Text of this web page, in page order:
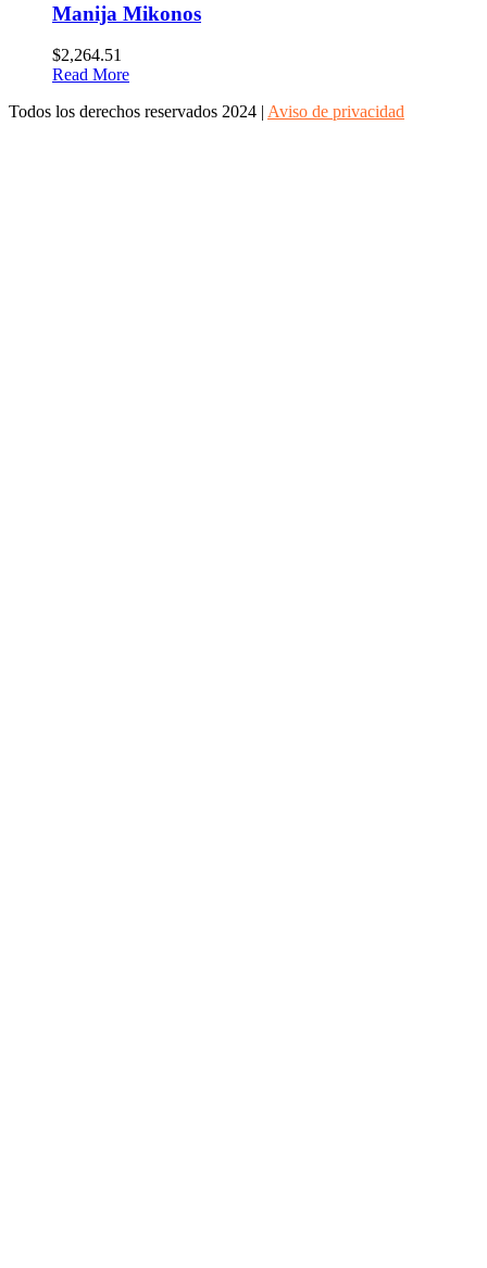
Manija Mikonos
$2,264.51
Read More
Todos los derechos reservados 2024 | Aviso de privacidad